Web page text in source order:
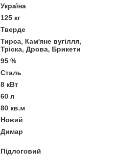
Україна
125 кг
Тверде
Тирса, Кам'яне вугілля,
Тріска, Дрова, Брикети
95 %
Сталь
8 кВт
60 л
80 кв.м
Новий
Димар
Підлоговий